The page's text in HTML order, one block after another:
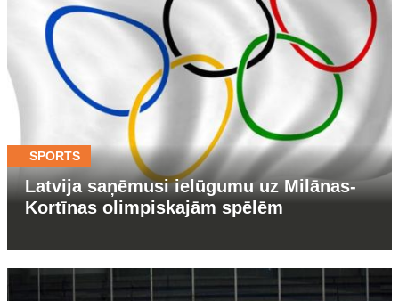
SPORTS
Latvija saņēmusi ielūgumu uz Milānas-
Kortīnas olimpiskajām spēlēm